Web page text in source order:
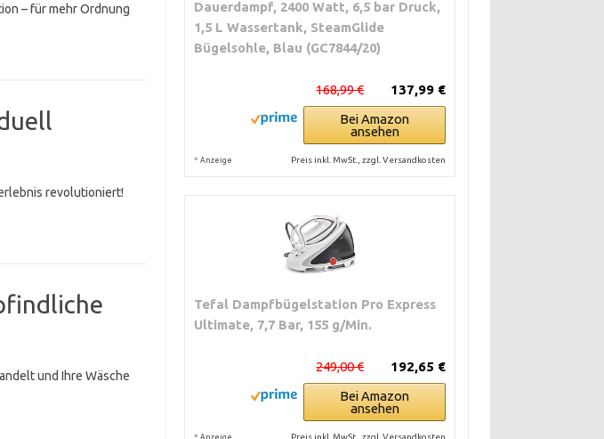
– für mehr Ordnung
revolutioniert!
und Ihre Wäsche
Dauerdampf, 2400 Watt, 6,5 bar Druck,
1,5 L Wassertank, SteamGlide
Bügelsohle, Blau (GC7844/20)
137,99 €
168,99 €
Bei Amazon
ansehen
* Anzeige Preis inkl. MwSt., zzgl. Versandkosten
Tefal Dampfbügelstation Pro Express
Ultimate, 7,7 Bar, 155 g/Min.
192,65 €
249,00 €
Bei Amazon
ansehen
* Anzeige Preis inkl. MwSt., zzgl. Versandkosten